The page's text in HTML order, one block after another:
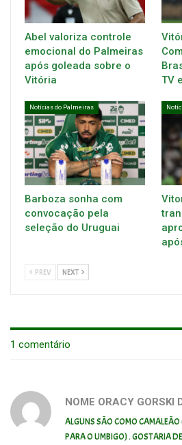
Abel valoriza controle
emocional do Palmeiras
após goleada sobre o
Vitória
TV
Notícias do Palmeiras
Barboza sonha com
convocação pela
seleção do Uruguai
PREV NEXT
1 comentário
NOME ORACY GORSKI
ALGUNS SÃO COMO
PARA O UMBIGO) . GOSTARIA